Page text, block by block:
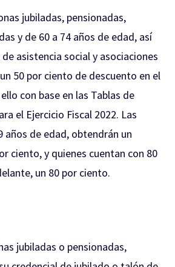
jubiladas, pensionadas,
y de 60 a 74 años de edad, así
asistencia social y asociaciones
50 por ciento de descuento en el
con base en las Tablas de
el Ejercicio Fiscal 2022. Las
años de edad, obtendrán un
ciento, y quienes cuentan con 80
un 80 por ciento.
jubiladas o pensionadas,